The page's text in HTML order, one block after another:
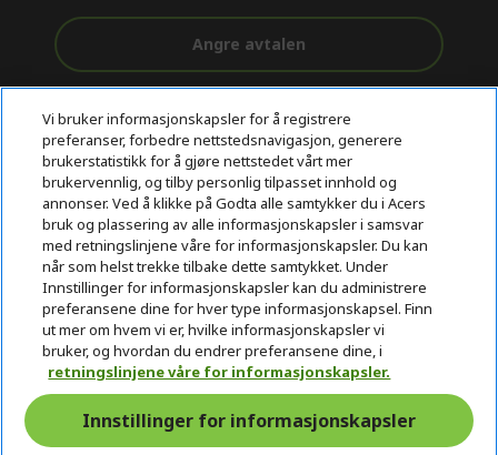
Angre avtalen
Gratis
levering
før og etter
kjøp
betaling
© 2026 Acer Inc.
CPYou BV er en autorisert forhandler og tilbyder av produktene
og tjenestene som tilbys i denne nettbutikken.​
Norge
Vi bruker informasjonskapsler for å registrere
preferanser, forbedre nettstedsnavigasjon, generere
brukerstatistikk for å gjøre nettstedet vårt mer
brukervennlig, og tilby personlig tilpasset innhold og
annonser. Ved å klikke på Godta alle samtykker du i Acers
bruk og plassering av alle informasjonskapsler i samsvar
med retningslinjene våre for informasjonskapsler. Du kan
når som helst trekke tilbake dette samtykket. Under
Innstillinger for informasjonskapsler kan du administrere
preferansene dine for hver type informasjonskapsel. Finn
ut mer om hvem vi er, hvilke informasjonskapsler vi
bruker, og hvordan du endrer preferansene dine, i
retningslinjene våre for informasjonskapsler.
Innstillinger for informasjonskapsler